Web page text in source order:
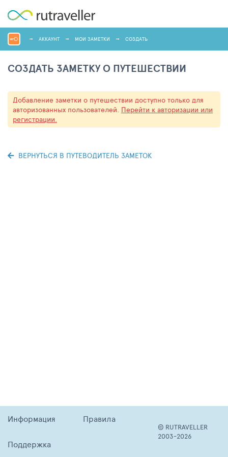
АККАУНТ МОИ ЗАМЕТКИ СОЗДАТЬ
СОЗДАТЬ ЗАМЕТКУ О ПУТЕШЕСТВИИ
Добавление заметки о путешествии доступно только для
авторизованных пользователей. Перейти к авторизации или
регистрации.
ВЕРНУТЬСЯ В ПУТЕВОДИТЕЛЬ ЗАМЕТОК
Информация Правила
Поддержка
© RUTRAVELLER
2003-2026